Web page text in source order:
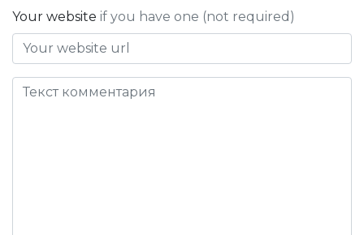
Your website if you have one (not required)